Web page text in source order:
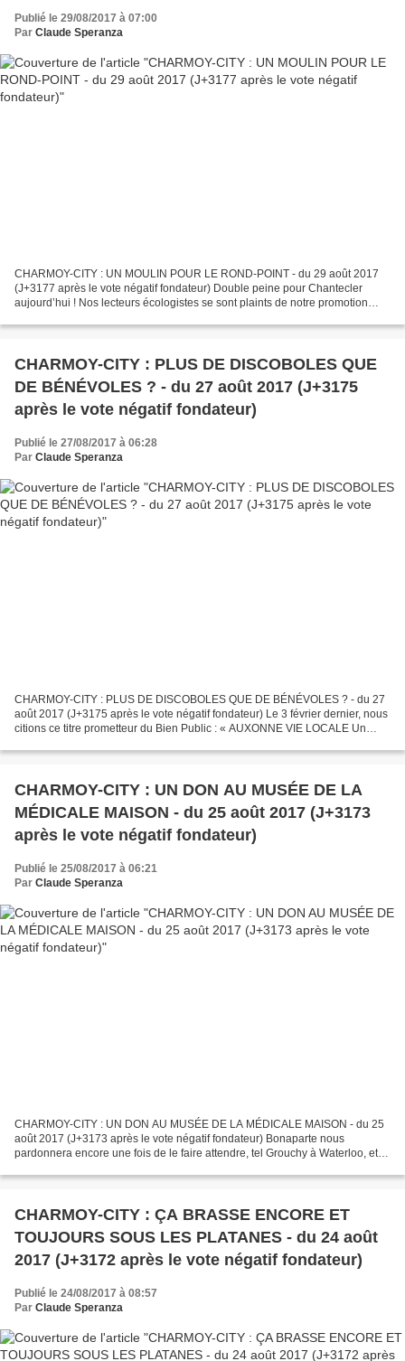
Publié le 29/08/2017 à 07:00
Par Claude Speranza
CHARMOY-CITY : UN MOULIN POUR LE ROND-POINT - du 29 août 2017
(J+3177 après le vote négatif fondateur) Double peine pour Chantecler
aujourd’hui ! Nos lecteurs écologistes se sont plaints de notre promotion
CHARMOY-CITY : PLUS DE DISCOBOLES QUE
DE BÉNÉVOLES ? - du 27 août 2017 (J+3175
après le vote négatif fondateur)
Publié le 27/08/2017 à 06:28
Par Claude Speranza
CHARMOY-CITY : PLUS DE DISCOBOLES QUE DE BÉNÉVOLES ? - du 27
août 2017 (J+3175 après le vote négatif fondateur) Le 3 février dernier, nous
citions ce titre prometteur du Bien Public : « AUXONNE VIE LOCALE Un
CHARMOY-CITY : UN DON AU MUSÉE DE LA
MÉDICALE MAISON - du 25 août 2017 (J+3173
après le vote négatif fondateur)
Publié le 25/08/2017 à 06:21
Par Claude Speranza
CHARMOY-CITY : UN DON AU MUSÉE DE LA MÉDICALE MAISON - du 25
août 2017 (J+3173 après le vote négatif fondateur) Bonaparte nous
pardonnera encore une fois de le faire attendre, tel Grouchy à Waterloo, et
CHARMOY-CITY : ÇA BRASSE ENCORE ET
TOUJOURS SOUS LES PLATANES - du 24 août
2017 (J+3172 après le vote négatif fondateur)
Publié le 24/08/2017 à 08:57
Par Claude Speranza